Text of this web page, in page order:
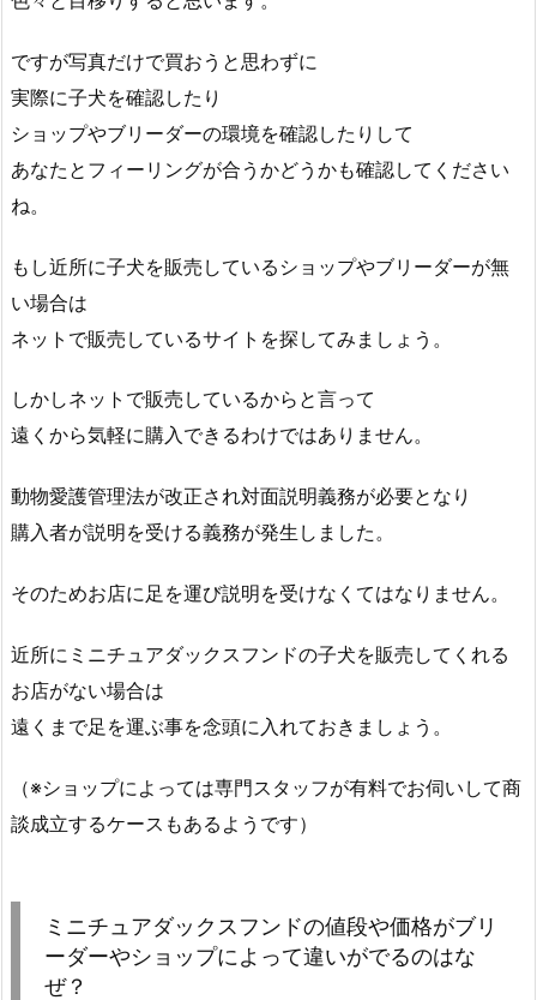
ですが写真だけで買おうと思わずに
実際に子犬を確認したり
ショップやブリーダーの環境を確認したりして
あなたとフィーリングが合うかどうかも確認してください
ね。
もし近所に子犬を販売しているショップやブリーダーが無
い場合は
ネットで販売しているサイトを探してみましょう。
しかしネットで販売しているからと言って
遠くから気軽に購入できるわけではありません。
動物愛護管理法が改正され対面説明義務が必要となり
購入者が説明を受ける義務が発生しました。
そのためお店に足を運び説明を受けなくてはなりません。
近所にミニチュアダックスフンドの子犬を販売してくれる
お店がない場合は
遠くまで足を運ぶ事を念頭に入れておきましょう。
（※ショップによっては専門スタッフが有料でお伺いして商
談成立するケースもあるようです）
ミニチュアダックスフンドの値段や価格がブリ
ーダーやショップによって違いがでるのはな
ぜ？